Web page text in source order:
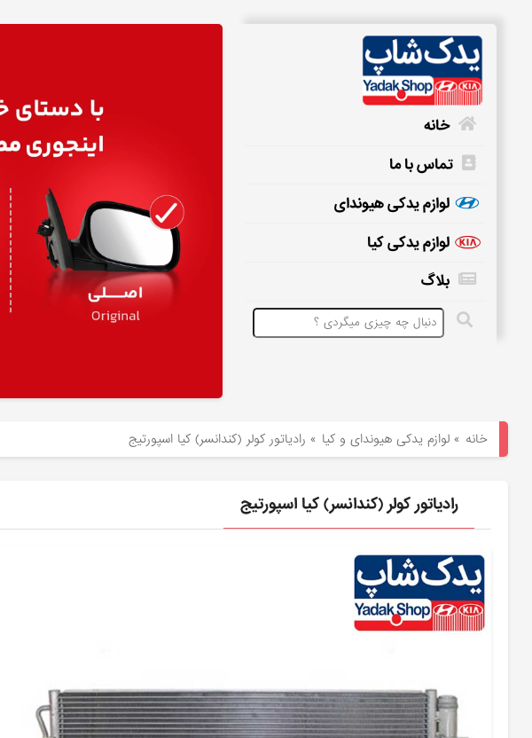
لوازم
خانه
تماس با ما
لوازم یدکی هیوندای
لوازم یدکی کیا
بلاگ
خانه »لوازم یدکی هیوندای و کیا » رادیاتور کولر (کندانسر) کیا اسپورتیج
رادیاتور کولر (کندانسر) کیا اسپورتیج